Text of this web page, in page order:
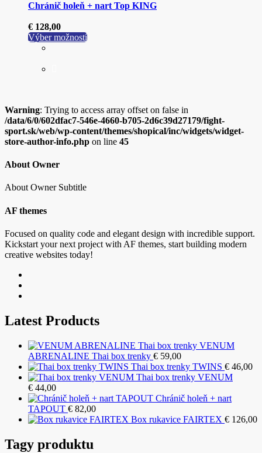
Chránič holeň + nart Top KING
€ 128,00
Výber možnostíTento
môžete
vybrať
na
stránke
Warning: Trying to access array offset on false in
/data/6/0/602dfac7-546e-4660-b705-2d6c39d27179/fight-
sport.sk/web/wp-content/themes/shopical/inc/widgets/widget-
store-author-info.php on line 45
About Owner
About Owner Subtitle
AF themes
Focused on quality code and elegant design with incredible support.
Kickstart your next project with AF themes, start building modern
creative websites today!
Latest Products
VENUM
ABRENALINE Thai box trenky € 59,00
Thai box trenky TWINS € 46,00
Thai box trenky VENUM
€ 44,00
Chránič holeň + nart
TAPOUT € 82,00
Box rukavice FAIRTEX € 126,00
Tagy produktu